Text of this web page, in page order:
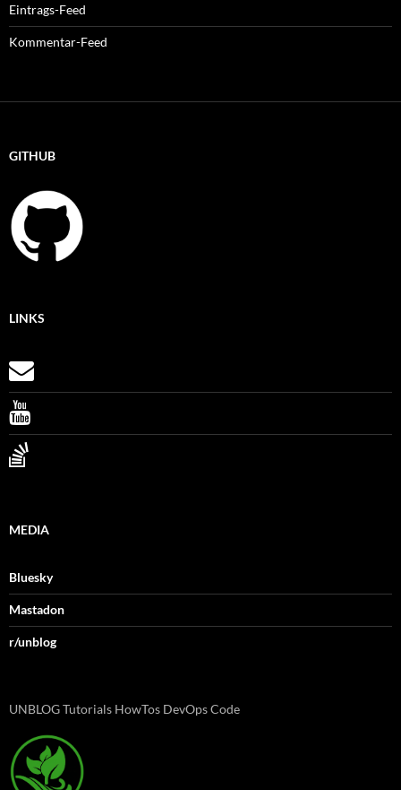
Eintrags-Feed
Kommentar-Feed
GITHUB
LINKS
MEDIA
Bluesky
Mastadon
r/unblog
UNBLOG Tutorials HowTos DevOps Code